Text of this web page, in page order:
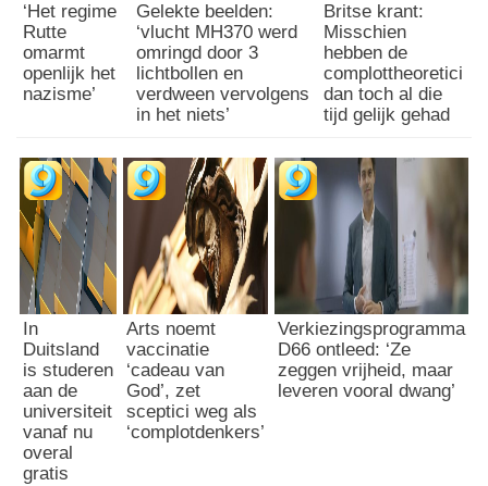
‘Het regime
Rutte
omarmt
openlijk het
nazisme’
Gelekte beelden:
‘vlucht MH370 werd
omringd door 3
lichtbollen en
verdween vervolgens
in het niets’
Britse krant:
Misschien
hebben de
complottheoretici
dan toch al die
tijd gelijk gehad
In
Duitsland
is studeren
aan de
universiteit
vanaf nu
overal
gratis
Arts noemt
vaccinatie
‘cadeau van
God’, zet
sceptici weg als
‘complotdenkers’
Verkiezingsprogramma
D66 ontleed: ‘Ze
zeggen vrijheid, maar
leveren vooral dwang’